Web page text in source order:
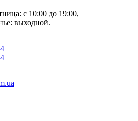
с 10:00 до 19:00,
выходной.